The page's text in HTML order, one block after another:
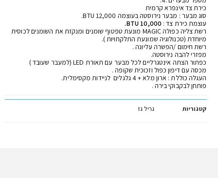
כירת צד אינפרא קרמית
סוג מבער : מבער נירוסטה בעוצמה 12,000 BTU.
עוצמת כירת צד :10,000 BTU.
רשת צליה כפולה MAGIC מונעת טפטוף שומנים ומנקזת את השומנים לכוסית
מיוחדת (טכנולוגיה שמונעת התלקחויות ).
רשת חימום /הפשרה עליונה .
מפזרי להבה נירוסטה.
כפתור הצתה אינטגרליים לכל מבער עם תאורת LED (למעבר שעובד )
מכסה עם דיפון כפול וזכוכית שקופה .
העגלה כוללת : ארון מלא + 4 גלגלים לניידות מקסימלית.
פותחן לבקבוקי בירה .
קטגוריות גריל גז